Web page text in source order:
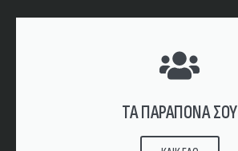
ΤΑ ΠΑΡΑΠΟΝΑ ΣΟΥ